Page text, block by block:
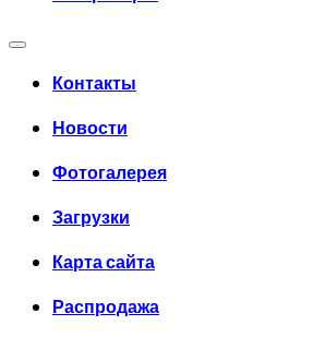
Контакты
Новости
Фотогалерея
Загрузки
Карта сайта
Распродажа